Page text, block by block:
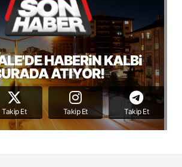
HABERiN KALBi
ATIYOR!
Takip Et Takip Et Takip Et